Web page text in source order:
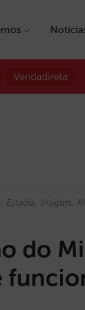
Vendadireta
Estadia Insights
do